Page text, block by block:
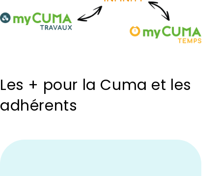
Les + pour la Cuma et les
adhérents